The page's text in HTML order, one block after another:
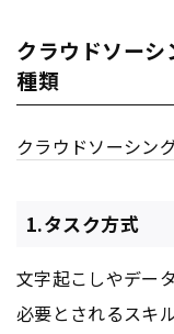
クラウドソー
種類
クラウドソーシン
1.タスク方式
文字起こしやデー
必要とされるスキ